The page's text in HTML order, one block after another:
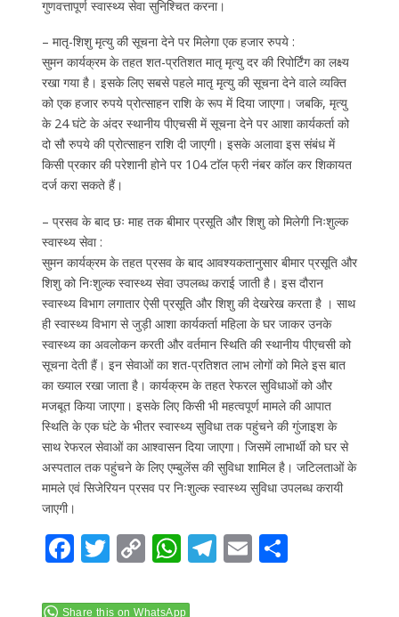
गुणवत्तापूर्ण स्वास्थ्य सेवा सुनिश्चित करना।
– मातृ-शिशु मृत्यु की सूचना देने पर मिलेगा एक हजार रुपये :
सुमन कार्यक्रम के तहत शत-प्रतिशत मातृ मृत्यु दर की रिपोर्टिंग का लक्ष्य
रखा गया है। इसके लिए सबसे पहले मातृ मृत्यु की सूचना देने वाले व्यक्ति
को एक हजार रुपये प्रोत्साहन राशि के रूप में दिया जाएगा। जबकि, मृत्यु
के 24 घंटे के अंदर स्थानीय पीएचसी में सूचना देने पर आशा कार्यकर्ता को
दो सौ रुपये की प्रोत्साहन राशि दी जाएगी। इसके अलावा इस संबंध में
किसी प्रकार की परेशानी होने पर 104 टाॅल फ्री नंबर काॅल कर शिकायत
दर्ज करा सकते हैं।
– प्रसव के बाद छः माह तक बीमार प्रसूति और शिशु को मिलेगी निःशुल्क
स्वास्थ्य सेवा :
सुमन कार्यक्रम के तहत प्रसव के बाद आवश्यकतानुसार बीमार प्रसूति और
शिशु को निःशुल्क स्वास्थ्य सेवा उपलब्ध कराई जाती है। इस दौरान
स्वास्थ्य विभाग लगातार ऐसी प्रसूति और शिशु की देखरेख करता है । साथ
ही स्वास्थ्य विभाग से जुड़ी आशा कार्यकर्ता महिला के घर जाकर उनके
स्वास्थ्य का अवलोकन करती और वर्तमान स्थिति की स्थानीय पीएचसी को
सूचना देती हैं। इन सेवाओं का शत-प्रतिशत लाभ लोगों को मिले इस बात
का ख्याल रखा जाता है। कार्यक्रम के तहत रेफरल सुविधाओं को और
मजबूत किया जाएगा। इसके लिए किसी भी महत्वपूर्ण मामले की आपात
स्थिति के एक घंटे के भीतर स्वास्थ्य सुविधा तक पहुंचने की गुंजाइश के
साथ रेफरल सेवाओं का आश्वासन दिया जाएगा। जिसमें लाभार्थी को घर से
अस्पताल तक पहुंचने के लिए एम्बुलेंस की सुविधा शामिल है। जटिलताओं के
मामले एवं सिजेरियन प्रसव पर निःशुल्क स्वास्थ्य सुविधा उपलब्ध करायी
जाएगी।
F
e
T
itt
C
p
W
at
T E S
Share this on WhatsApp